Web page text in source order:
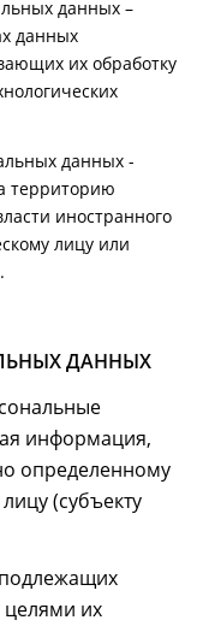
данных –
данных
их обработку
данных -
территорию
иностранного
лицу или
ДАННЫХ
информация,
определенному
(субъекту
целями их